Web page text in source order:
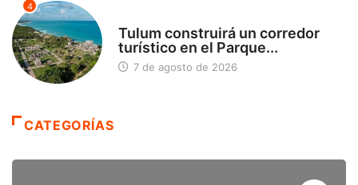
4
Tulum construirá un corredor
turístico en el Parque...
7 de agosto de 2026
CATEGORÍAS